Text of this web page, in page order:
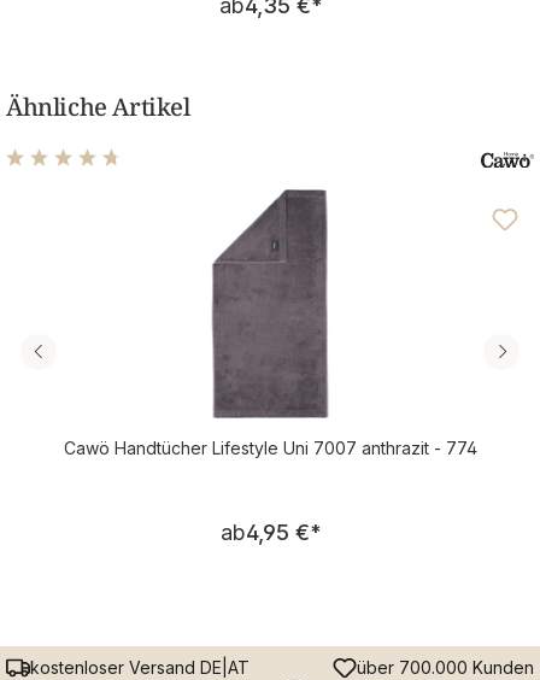
ab4,35 €
Ähnliche Artikel
Durchschnittliche Bewertung von 4.76 von 5 Sternen
Cawö Handtücher Lifestyle Uni 7007 anthrazit - 774
Regulärer Preis:
ab4,95 €*
kostenloser Versand DE|AT
über 700.000 Kunden